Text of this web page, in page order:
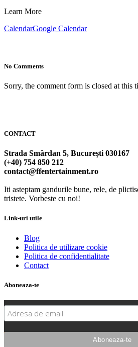
Learn More
CalendarGoogle Calendar
No Comments
Sorry, the comment form is closed at this
CONTACT
Strada Smârdan 5, București 030167
(+40) 754 850 212
contact@ffentertainment.ro
Iti asteptam gandurile bune, rele, de
tristete. Vorbeste cu noi!
Link-uri utile
Blog
Politica de utilizare cookie
Politica de confidentialitate
Contact
Aboneaza-te